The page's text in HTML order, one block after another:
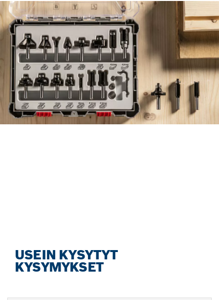
USEIN KYSYTYT
KYSYMYKSET